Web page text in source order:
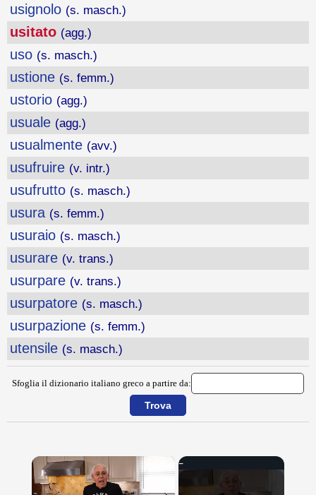
usignolo (s. masch.)
usitato (agg.)
uso (s. masch.)
ustione (s. femm.)
ustorio (agg.)
usuale (agg.)
usualmente (avv.)
usufruire (v. intr.)
usufrutto (s. masch.)
usura (s. femm.)
usuraio (s. masch.)
usurare (v. trans.)
usurpare (v. trans.)
usurpatore (s. masch.)
usurpazione (s. femm.)
utensile (s. masch.)
Sfoglia il dizionario italiano greco a partire da: